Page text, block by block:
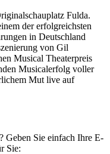
Fulda.
der erfolgreichsten
in Deutschland
von Gil
Musical Theaterpreis
Musicalerfolg voller
Mut live auf
Geben Sie einfach Ihre E-
Sie: